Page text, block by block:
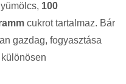
100
cukrot tartalmaz. Bár
gazdag, fogyasztása